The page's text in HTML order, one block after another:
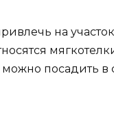
на
можно посадить